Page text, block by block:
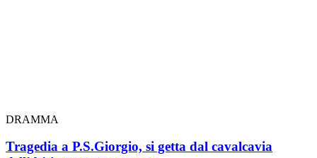
DRAMMA
Tragedia a P.S.Giorgio, si getta dal cavalcavia